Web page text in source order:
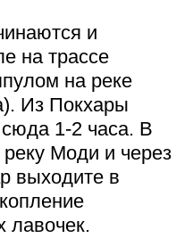
и
на трассе
на реке
Из Покхары
1-2 часа. В
Моди и через
выходите в
лавочек.